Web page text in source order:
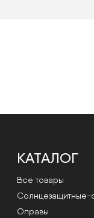
КАТАЛОГ
Все товары
Cолнцезащитные-
Оправы